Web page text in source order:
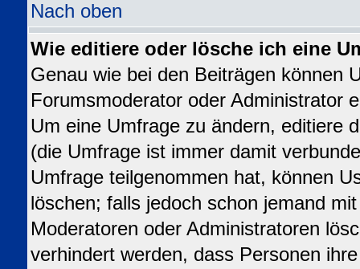
Nach oben
Wie editiere oder lösche ich eine
Genau wie bei den Beiträgen können
Forumsmoderator oder Administrator
Um eine Umfrage zu ändern, editiere
(die Umfrage ist immer damit
Umfrage teilgenommen hat, können
löschen; falls jedoch schon jemand
Moderatoren oder Administratoren
verhindert werden, dass Personen